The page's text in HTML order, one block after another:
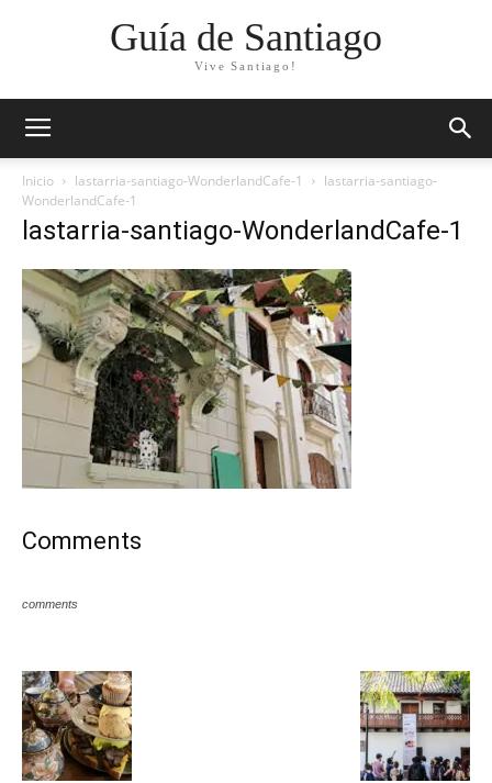
Guía de Santiago
Vive Santiago!
Inicio lastarria-santiago-WonderlandCafe-1
lastarria-santiago-
WonderlandCafe-1
lastarria-santiago-WonderlandCafe-1
Comments
comments